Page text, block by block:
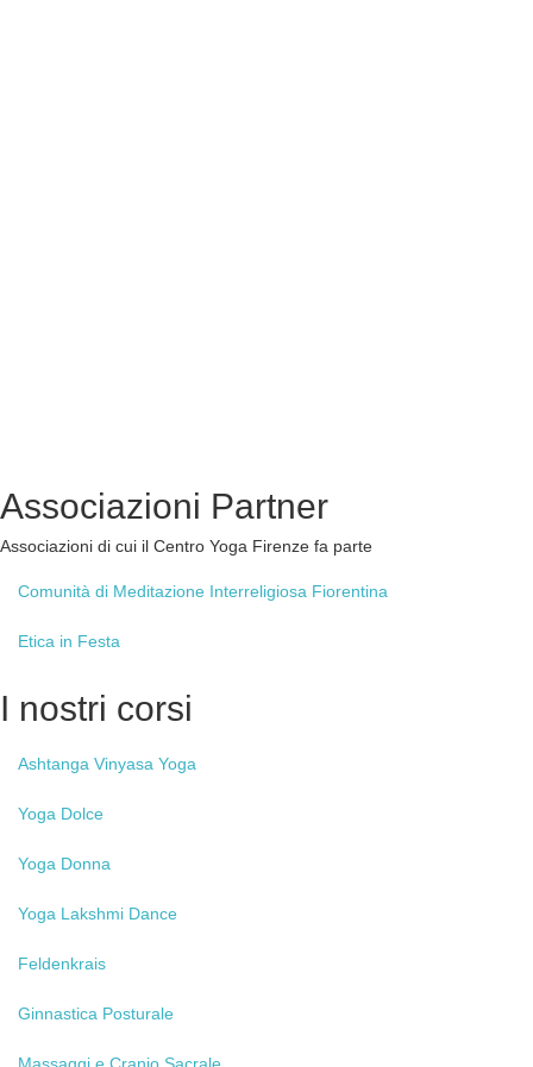
Associazioni Partner
Associazioni di cui il Centro Yoga Firenze fa parte
Comunità di Meditazione Interreligiosa Fiorentina
Etica in Festa
I nostri corsi
Ashtanga Vinyasa Yoga
Yoga Dolce
Yoga Donna
Yoga Lakshmi Dance
Feldenkrais
Ginnastica Posturale